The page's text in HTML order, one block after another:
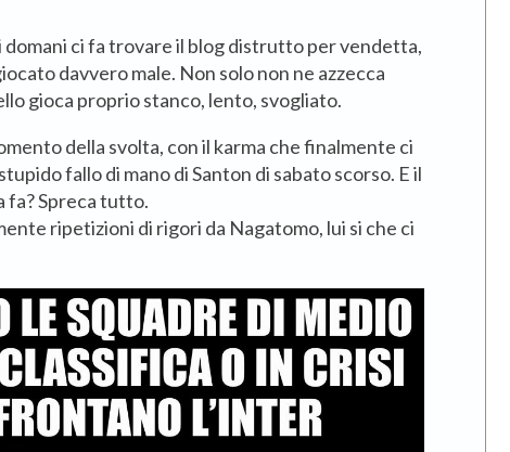
domani ci fa trovare il blog distrutto per vendetta,
davvero male. Non solo non ne azzecca
gioca proprio stanco, lento, svogliato.
della svolta, con il karma che finalmente ci
fallo di mano di Santon di sabato scorso. E il
fa? Spreca tutto.
ripetizioni di rigori da Nagatomo, lui si che ci